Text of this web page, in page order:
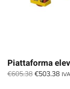
Piattaforma
€605.38 Il
€503.38Il